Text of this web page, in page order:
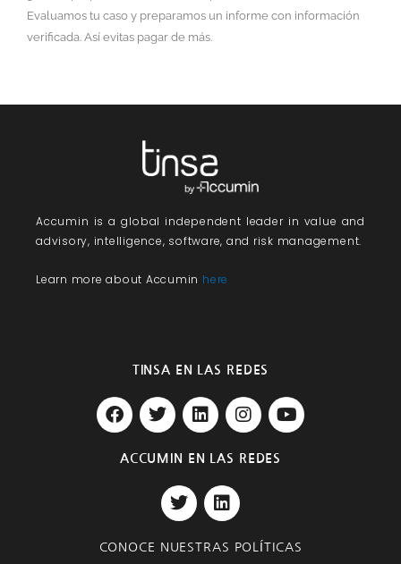
Evaluamos tu caso y preparamos un informe con información
verificada. Así evitas pagar de más.
Accumin is a global independent leader in value and
advisory, intelligence, software, and risk management.
Learn more about Accumin here
TINSA EN LAS REDES
F
a
e
T
w
t
e
r
L
i
k
d
I
n
t
m
Y
o
ACCUMIN EN LAS REDES
T
w
t
L
i
k
CONOCE NUESTRAS POLÍTICAS